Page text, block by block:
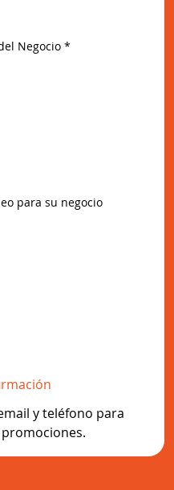
Negocio *
para su negocio
y teléfono para